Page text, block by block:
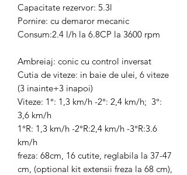
Capacitate rezervor: 5.3l
Pornire: cu demaror mecanic
Consum:2.4 l/h la 6.8CP la 3600 rpm
Ambreiaj: conic cu control inversat
Cutia de viteze: in baie de ulei, 6 viteze
(3 inainte+3 inapoi)
Viteze: 1°: 1,3 km/h -2°: 2,4 km/h; 3°:
3,6 km/h
1°R: 1,3 km/h -2°R:2,4 km/h -3°R:3.6
km/h
freza: 68cm, 16 cutite, reglabila la 37-47
cm, (optional kit extensii freza la 68 cm),